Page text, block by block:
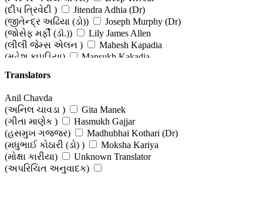
(દીપ ત્રિવેદી )
Jitendra Adhia (Dr)
(જીતેન્દ્ર અઢિયા (ડો))
Joseph Murphy (Dr)
(જોસેફ મર્ફી (ડૉ.))
Lily James Allen
(લીલી જેમ્સ એલન )
Mahesh Kapadia
(મહેશ કાપડિયા)
Mansukh Kakadia
(રાજીવ ભલાણી )
(સર શ્રી તેજપારખી )
(સુર્યા સિન્હા)
Vanraj Malavi
(વનરાજ માલવી )
Vijaya Kumar
(વિજયા કુમાર)
Translators
Anil Chavda
(અનિલ ચાવડા )
Gita Manek
(ગીતા માણેક )
Hasmukh Gajjar
(હસમુખ ગજ્જર)
Madhubhai Kothari (Dr)
(મધુભાઈ કોઠારી (ડો) )
Moksha Kariya
(મોક્ષા કારીયા)
Unknown Translator
(અપરિચિત અનુવાદક)